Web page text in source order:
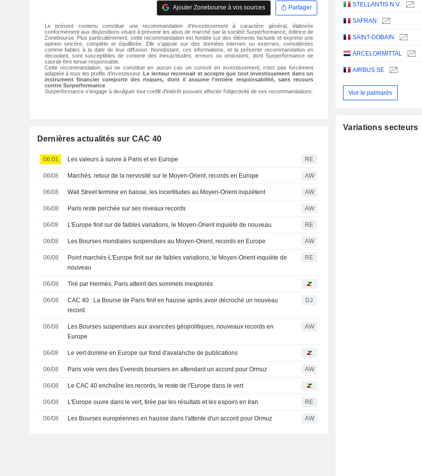
Ajouter Zonebourse à vos sources Partager
Le présent contenu constitue une recommandation d'investissement à caractère général, élaborée
conformément aux dispositions visant à prévenir les abus de marché par la société Surperformance, éditrice de
Zonebourse. Plus particulièrement, cette recommandation est fondée sur des éléments factuels et exprime une
opinion sincère, complète et équilibrée. Elle s'appuie sur des données internes ou externes, considérées
comme fiables à la date de leur diffusion. Nonobstant, ces informations, et la présente recommandation en
découlant, sont susceptibles de contenir des inexactitudes, erreurs ou omissions, dont Surperformance ne
saurait être tenue responsable.
Cette recommandation, qui ne constitue en aucun cas un conseil en investissement, n'est pas forcément
adaptée à tous les profils d'investisseur.Le lecteur reconnait et accepte que tout investissement dans un
instrument financier comporte des risques, dont il assume l'entière responsabilité, sans recours
contre Surperformance.
Surperformance s'engage à divulguer tout conflit d'intérêt pouvant affecter l'objectivité de ses recommandations.
Dernières actualités sur CAC 40
06:01 Les valeurs à suivre à Paris et en Europe RE
06/08 Marchés: retour de la nervosité sur le Moyen-Orient, records en Europe AW
06/08 Wall Street termine en baisse, les incertitudes au Moyen-Orient inquiètent AW
06/08 Paris reste perchée sur ses niveaux records AW
06/08 L'Europe finit sur de faibles variations, le Moyen-Orient inquiète de nouveau RE
06/08 Les Bourses mondiales suspendues au Moyen-Orient, records en Europe AW
06/08
Point marchés-L'Europe finit sur de faibles variations, le Moyen-Orient inquiète de
nouveau
RE
06/08 Tiré par Hermès, Paris atteint des sommets inexplorés
06/08
CAC 40 : La Bourse de Paris finit en hausse après avoir décroché un nouveau
record
DJ
06/08
Les Bourses suspendues aux avancées géopolitiques, nouveaux records en
Europe
AW
06/08 Le vert domine en Europe sur fond d'avalanche de publications
06/08 Paris vole vers des Everests boursiers en attendant un accord pour Ormuz AW
06/08 Le CAC 40 enchaîne les records, le reste de l'Europe dans le vert
06/08 L'Europe ouvre dans le vert, tirée par les résultats et les espoirs en Iran RE
06/08 Les Bourses européennes en hausse dans l'attente d'un accord pour Ormuz AW
STELLANTIS N.V.
SAFRAN
SAINT-GOBAIN
ARCELORMITTAL
AIRBUS SE
Voir le palmarès
Variations secteurs